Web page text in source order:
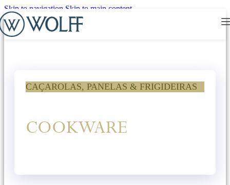
Skip to navigation Skip to main content
CAÇAROLAS, PANELAS & FRIGIDEIRAS
COOKWARE